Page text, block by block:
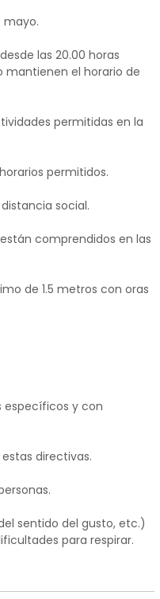
mayo.
las 20.00 horas
mantienen el horario de
permitidas en la
permitidos.
social.
comprendidos en las
de 1.5 metros con oras
específicos y con
directivas.
sentido del gusto, etc.)
para respirar.